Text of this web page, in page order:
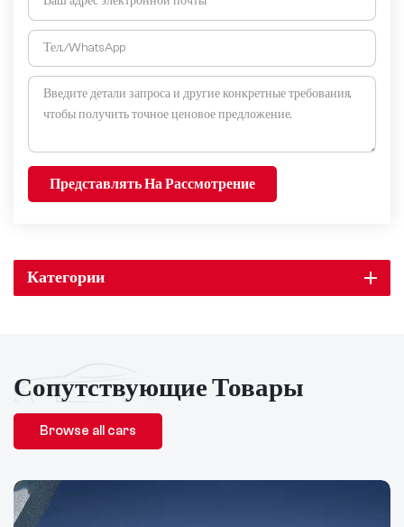
Представлять На Рассмотрение
Категории
Сопутствующие Товары
Browse all cars